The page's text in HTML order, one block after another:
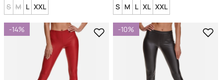
S M L XXL S M L XL XXL
-14% -10%